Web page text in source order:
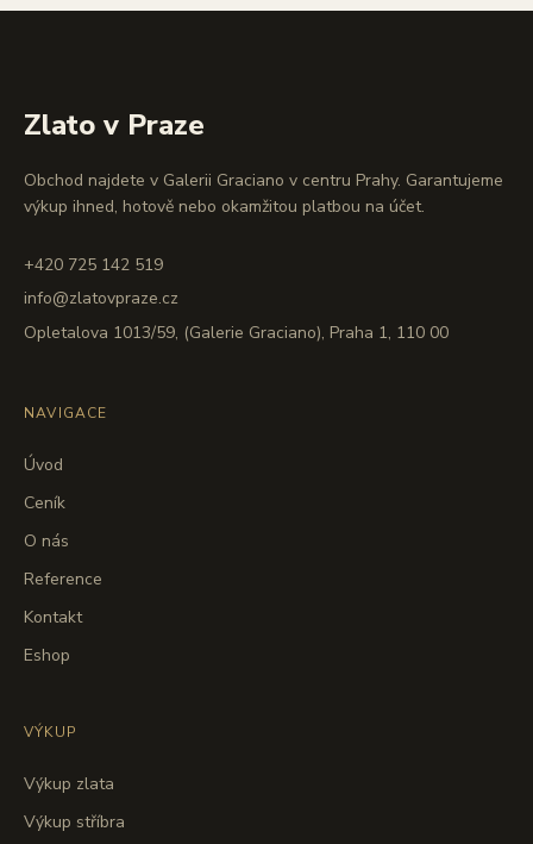
Zlato v Praze
Obchod najdete v Galerii Graciano v centru Prahy. Garantujeme
výkup ihned, hotově nebo okamžitou platbou na účet.
+420 725 142 519
info@zlatovpraze.cz
Opletalova 1013/59, (Galerie Graciano), Praha 1, 110 00
NAVIGACE
Úvod
Ceník
O nás
Reference
Kontakt
Eshop
VÝKUP
Výkup zlata
Výkup stříbra